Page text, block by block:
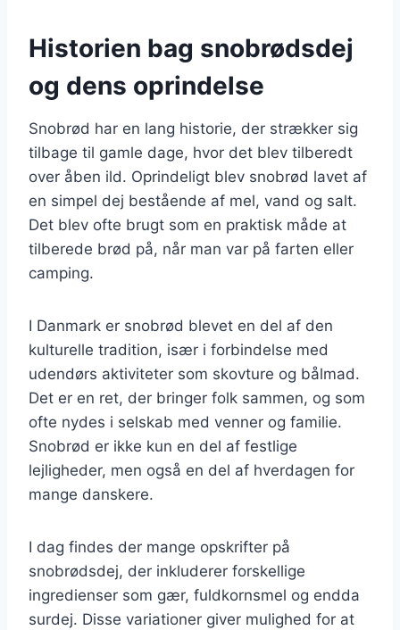
Historien bag snobrødsdej
og dens oprindelse
Snobrød har en lang historie, der strækker sig
tilbage til gamle dage, hvor det blev tilberedt
over åben ild. Oprindeligt blev snobrød lavet af
en simpel dej bestående af mel, vand og salt.
Det blev ofte brugt som en praktisk måde at
tilberede brød på, når man var på farten eller
camping.
I Danmark er snobrød blevet en del af den
kulturelle tradition, især i forbindelse med
udendørs aktiviteter som skovture og bålmad.
Det er en ret, der bringer folk sammen, og som
ofte nydes i selskab med venner og familie.
Snobrød er ikke kun en del af festlige
lejligheder, men også en del af hverdagen for
mange danskere.
I dag findes der mange opskrifter på
snobrødsdej, der inkluderer forskellige
ingredienser som gær, fuldkornsmel og endda
surdej. Disse variationer giver mulighed for at